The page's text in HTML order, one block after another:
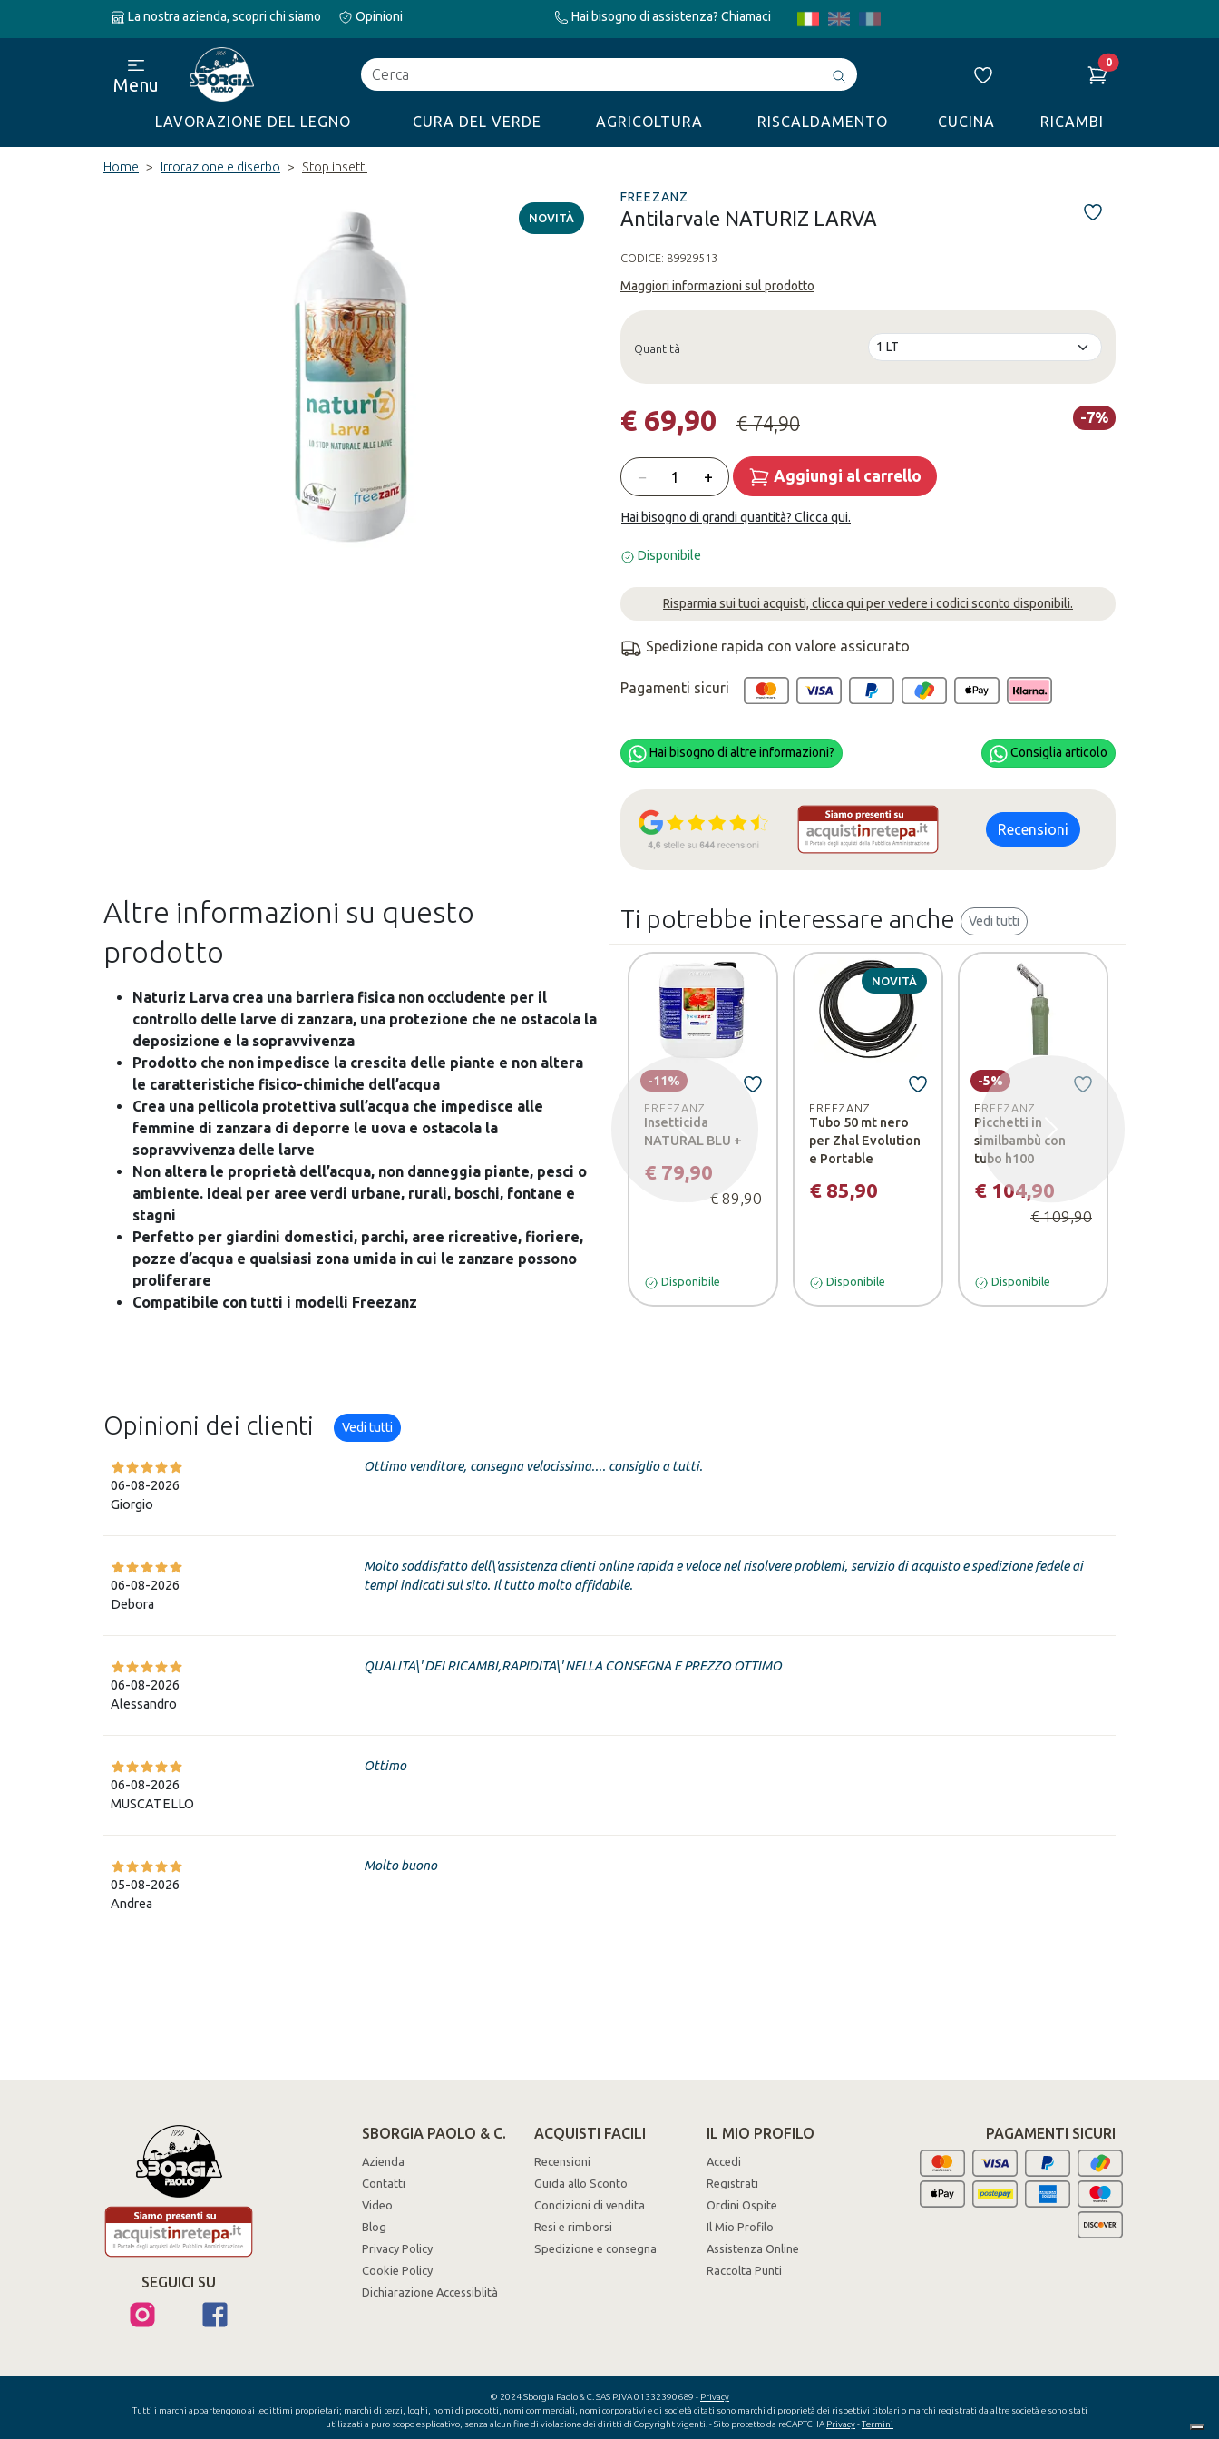
La nostra azienda, scopri chi siamo Opinioni Hai bisogno di assistenza? Chiamaci
Cerca
Avvia
ricerca
0
Menu
LAVORAZIONE DEL LEGNO CURA DEL VERDE AGRICOLTURA RISCALDAMENTO CUCINA RICAMBI
Home Irrorazione e diserbo Stop insetti
NOVITÀ
FREEZANZ
Antilarvale NATURIZ LARVA
CODICE: 89929513
Maggiori informazioni sul prodotto
Quantità
-7%
€ 69,90 € 74,90
Quantità
− + Aggiungi al carrello
Hai bisogno di grandi quantità? Clicca qui.
Disponibile
Risparmia sui tuoi acquisti, clicca qui per vedere i codici sconto disponibili.
Spedizione rapida con valore assicurato
Pagamenti sicuri
Hai bisogno di altre informazioni? Consiglia articolo
Recensioni
Altre informazioni su questo
prodotto
Naturiz Larva crea una barriera fisica non occludente per il
controllo delle larve di zanzara, una protezione che ne ostacola la
deposizione e la sopravvivenza
Prodotto che non impedisce la crescita delle piante e non altera
le caratteristiche fisico-chimiche dell’acqua
Crea una pellicola protettiva sull’acqua che impedisce alle
femmine di zanzara di deporre le uova e ostacola la
sopravvivenza delle larve
Non altera le proprietà dell’acqua, non danneggia piante, pesci o
ambiente. Ideal per aree verdi urbane, rurali, boschi, fontane e
stagni
Perfetto per giardini domestici, parchi, aree ricreative, fioriere,
pozze d’acqua e qualsiasi zona umida in cui le zanzare possono
proliferare
Compatibile con tutti i modelli Freezanz
Ti potrebbe interessare anche Vedi tutti
FREEZANZ
Insetticida
NATURAL BLU +
€ 79,90
€ 89,90
-11%
Disponibile
NOVITÀ
FREEZANZ
Tubo 50 mt nero
per Zhal Evolution
e Portable
€ 85,90
Disponibile
FREEZANZ
Picchetti in
similbambù con
tubo h100
€ 104,90
€ 109,90
-5%
Disponibile
Precedente Successivo
Opinioni dei clienti Vedi tutti
06-08-2026
Giorgio
Ottimo venditore, consegna velocissima.... consiglio a tutti.
06-08-2026
Debora
Molto soddisfatto dell\'assistenza clienti online rapida e veloce nel risolvere problemi, servizio di acquisto e spedizione fedele ai
tempi indicati sul sito. Il tutto molto affidabile.
06-08-2026
Alessandro
QUALITA\' DEI RICAMBI,RAPIDITA\' NELLA CONSEGNA E PREZZO OTTIMO
06-08-2026
MUSCATELLO
Ottimo
05-08-2026
Andrea
Molto buono
SEGUICI SU
SBORGIA PAOLO & C.
Azienda
Contatti
Video
Blog
Privacy Policy
Cookie Policy
Dichiarazione Accessiblità
ACQUISTI FACILI
Recensioni
Guida allo Sconto
Condizioni di vendita
Resi e rimborsi
Spedizione e consegna
IL MIO PROFILO
Accedi
Registrati
Ordini Ospite
Il Mio Profilo
Assistenza Online
Raccolta Punti
PAGAMENTI SICURI
© 2024 Sborgia Paolo & C. SAS P.IVA 01332390689 - Privacy
Tutti i marchi appartengono ai legittimi proprietari; marchi di terzi, loghi, nomi di prodotti, nomi commerciali, nomi corporativi e di società citati sono marchi di proprietà dei rispettivi titolari o marchi registrati da altre società e sono stati
utilizzati a puro scopo esplicativo, senza alcun fine di violazione dei diritti di Copyright vigenti.- Sito protetto da reCAPTCHA Privacy-Termini